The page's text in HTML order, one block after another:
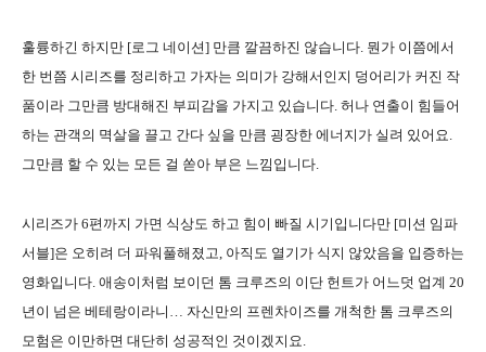
훌륭하긴 하지만 [로그 네이션] 만큼 깔끔하진 않습니다. 뭔가 이쯤에서
한 번쯤 시리즈를 정리하고 가자는 의미가 강해서인지 덩어리가 커진 작
품이라 그만큼 방대해진 부피감을 가지고 있습니다. 허나 연출이 힘들어
하는 관객의 멱살을 끌고 간다 싶을 만큼 굉장한 에너지가 실려 있어요.
그만큼 할 수 있는 모든 걸 쏟아 부은 느낌입니다.
시리즈가 6편까지 가면 식상도 하고 힘이 빠질 시기입니다만 [미션 임파
서블]은 오히려 더 파워풀해졌고, 아직도 열기가 식지 않았음을 입증하는
영화입니다. 애송이처럼 보이던 톰 크루즈의 이단 헌트가 어느덧 업계 20
년이 넘은 베테랑이라니… 자신만의 프렌차이즈를 개척한 톰 크루즈의
모험은 이만하면 대단히 성공적인 것이겠지요.